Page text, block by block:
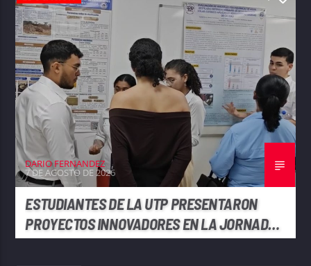
DARIO FERNANDEZ
7 DE AGOSTO DE 2026
ESTUDIANTES DE LA UTP PRESENTARON
PROYECTOS INNOVADORES EN LA JORNADA
DE INICIACIÓN CIENTÍFICA 2026